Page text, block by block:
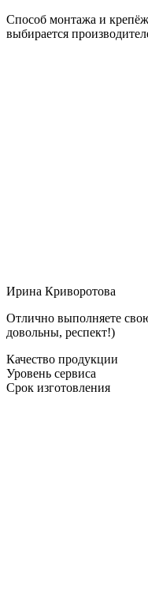
Способ монтажа и
выбирается
Ирина Криворотова
Отлично выполняете
довольны, респект!)
Качество продукции
Уровень сервиса
Срок изготовления